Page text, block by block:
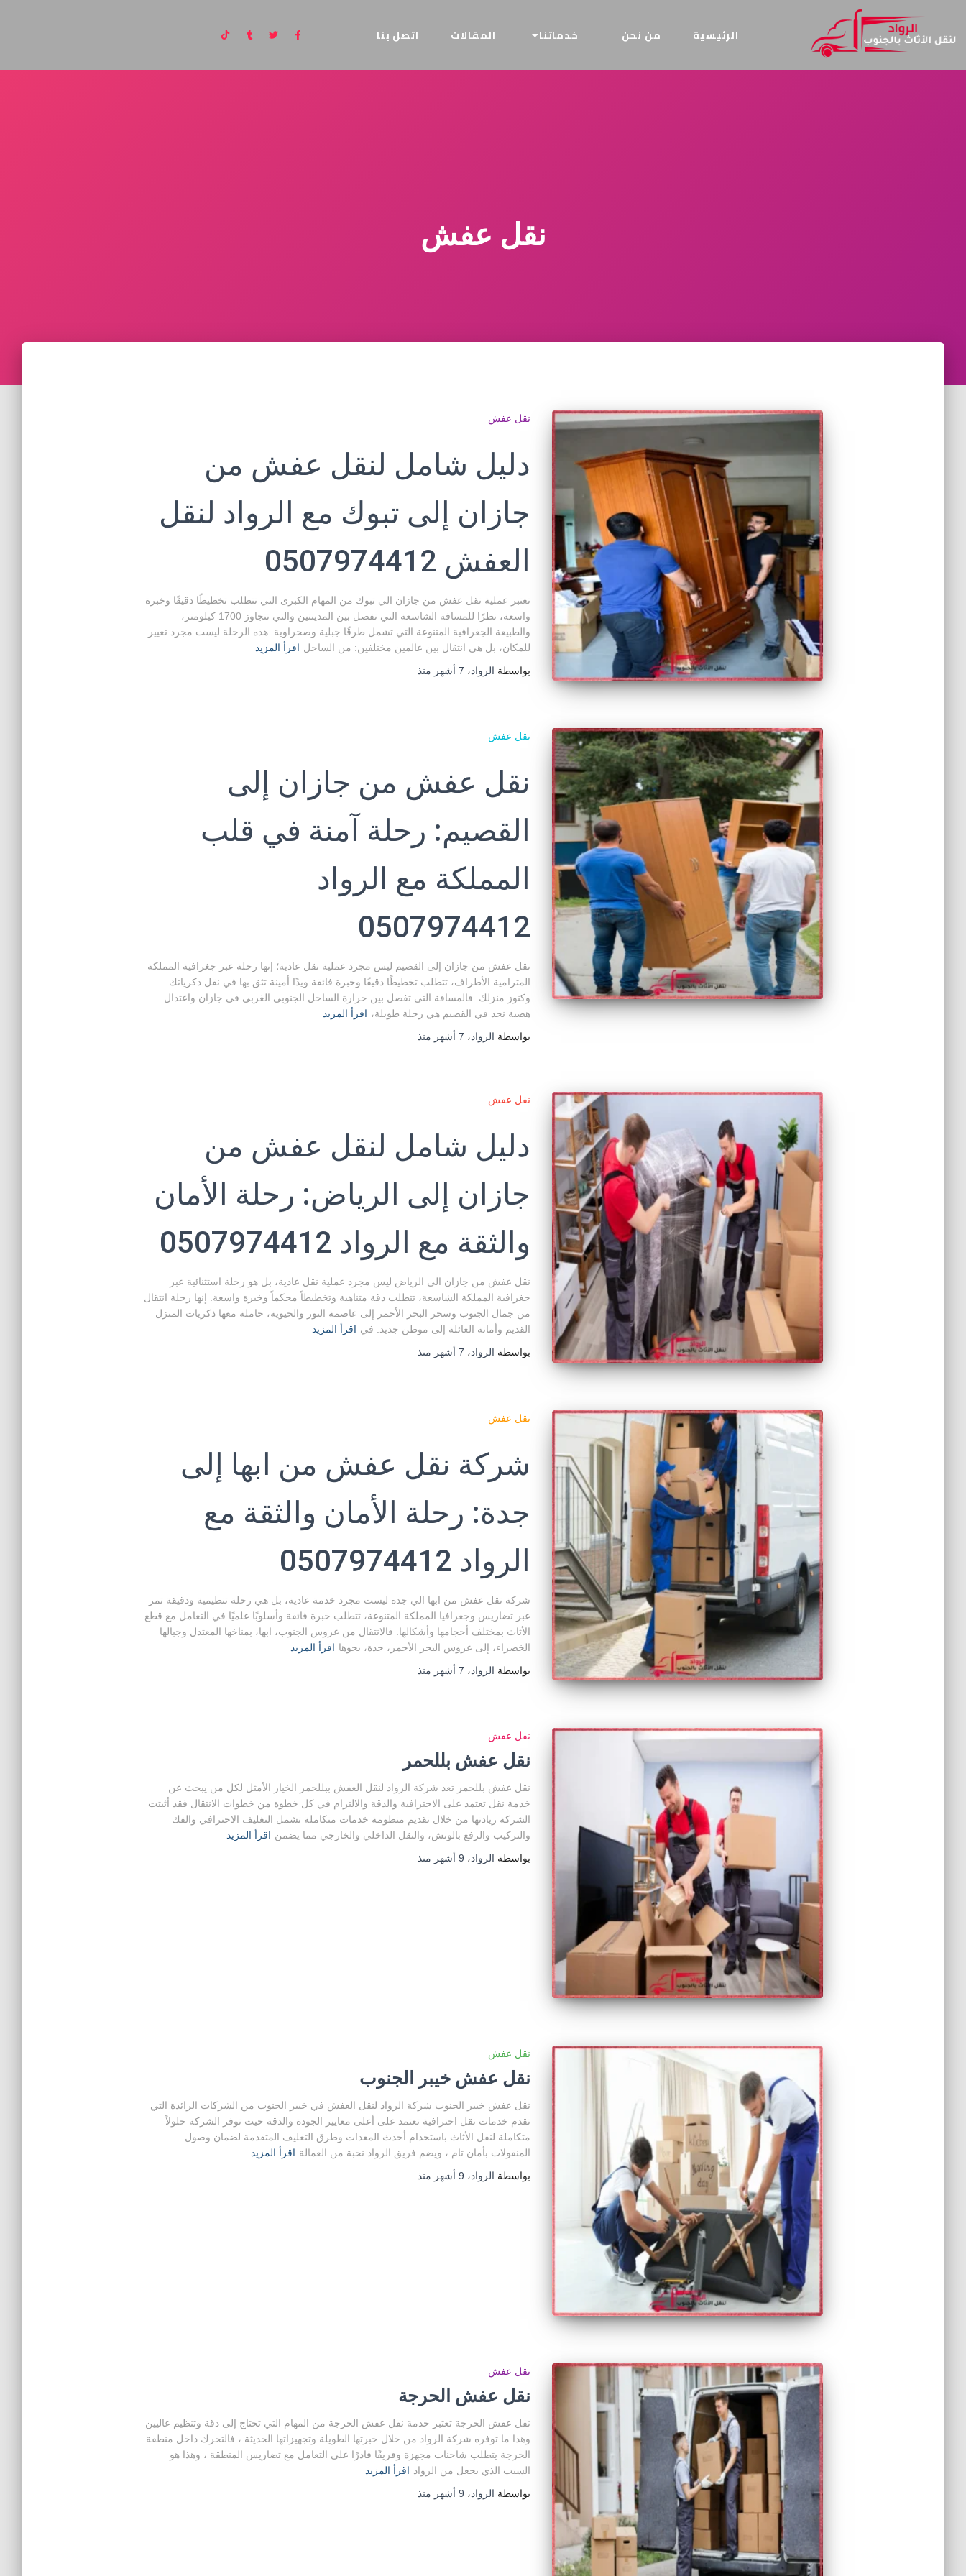
الرئيسية من نحن خدماتنا المقالات اتصل بنا
نقل عفش
نقل عفش
دليل شامل لنقل عفش من
جازان إلى تبوك مع الرواد لنقل
العفش 0507974412
تعتبر عملية نقل عفش من جازان الي تبوك من المهام الكبرى التي تتطلب تخطيطًا دقيقًا وخبرة
واسعة، نظرًا للمسافة الشاسعة التي تفصل بين المدينتين والتي تتجاوز 1700 كيلومتر،
والطبيعة الجغرافية المتنوعة التي تشمل طرقًا جبلية وصحراوية. هذه الرحلة ليست مجرد تغيير
للمكان، بل هي انتقال بين عالمين مختلفين: من الساحل اقرأ المزيد
بواسطة الرواد، 7 أشهر منذ
نقل عفش
نقل عفش من جازان إلى
القصيم: رحلة آمنة في قلب
المملكة مع الرواد
0507974412
نقل عفش من جازان إلى القصيم ليس مجرد عملية نقل عادية؛ إنها رحلة عبر جغرافية المملكة
المترامية الأطراف، تتطلب تخطيطًا دقيقًا وخبرة فائقة ويدًا أمينة تثق بها في نقل ذكرياتك
وكنوز منزلك. فالمسافة التي تفصل بين حرارة الساحل الجنوبي الغربي في جازان واعتدال
هضبة نجد في القصيم هي رحلة طويلة، اقرأ المزيد
بواسطة الرواد، 7 أشهر منذ
نقل عفش
دليل شامل لنقل عفش من
جازان إلى الرياض: رحلة الأمان
والثقة مع الرواد 0507974412
نقل عفش من جازان الي الرياض ليس مجرد عملية نقل عادية، بل هو رحلة استثنائية عبر
جغرافية المملكة الشاسعة، تتطلب دقة متناهية وتخطيطاً محكماً وخبرة واسعة. إنها رحلة انتقال
من جمال الجنوب وسحر البحر الأحمر إلى عاصمة النور والحيوية، حاملة معها ذكريات المنزل
القديم وأمانة العائلة إلى موطن جديد. في اقرأ المزيد
بواسطة الرواد، 7 أشهر منذ
نقل عفش
شركة نقل عفش من ابها إلى
جدة: رحلة الأمان والثقة مع
الرواد 0507974412
شركة نقل عفش من ابها الي جده ليست مجرد خدمة عادية، بل هي رحلة تنظيمية ودقيقة تمر
عبر تضاريس وجغرافيا المملكة المتنوعة، تتطلب خبرة فائقة وأسلوبًا علميًا في التعامل مع قطع
الأثاث بمختلف أحجامها وأشكالها. فالانتقال من عروس الجنوب، ابها، بمناخها المعتدل وجبالها
الخضراء، إلى عروس البحر الأحمر، جدة، بجوها اقرأ المزيد
بواسطة الرواد، 7 أشهر منذ
نقل عفش
نقل عفش بللحمر
نقل عفش بللحمر تعد شركة الرواد لنقل العفش ببللحمر الخيار الأمثل لكل من يبحث عن
خدمة نقل تعتمد على الاحترافية والدقة والالتزام في كل خطوة من خطوات الانتقال فقد أثبتت
الشركة ريادتها من خلال تقديم منظومة خدمات متكاملة تشمل التغليف الاحترافي والفك
والتركيب والرفع بالونش، والنقل الداخلي والخارجي مما يضمن اقرأ المزيد
بواسطة الرواد، 9 أشهر منذ
نقل عفش
نقل عفش خيبر الجنوب
نقل عفش خيبر الجنوب شركة الرواد لنقل العفش في خيبر الجنوب من الشركات الرائدة التي
تقدم خدمات نقل احترافية تعتمد على أعلى معايير الجودة والدقة حيث توفر الشركة حلولاً
متكاملة لنقل الأثاث باستخدام أحدث المعدات وطرق التغليف المتقدمة لضمان وصول
المنقولات بأمان تام ، ويضم فريق الرواد نخبة من العمالة اقرأ المزيد
بواسطة الرواد، 9 أشهر منذ
نقل عفش
نقل عفش الحرجة
نقل عفش الحرجة تعتبر خدمة نقل عفش الحرجة من المهام التي تحتاج إلى دقة وتنظيم عاليين
وهذا ما توفره شركة الرواد من خلال خبرتها الطويلة وتجهيزاتها الحديثة ، فالتحرك داخل منطقة
الحرجة يتطلب شاحنات مجهزة وفريقًا قادرًا على التعامل مع تضاريس المنطقة ، وهذا هو
السبب الذي يجعل من الرواد اقرأ المزيد
بواسطة الرواد، 9 أشهر منذ